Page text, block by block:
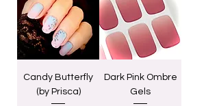
Candy Butterfly
(by Prisca)
Dark Pink Ombre
Gels